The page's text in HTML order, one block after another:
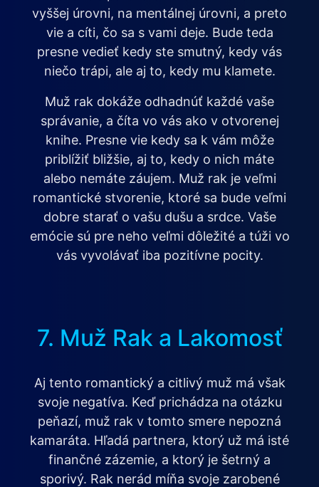
vyššej úrovni, na mentálnej úrovni, a preto
vie a cíti, čo sa s vami deje. Bude teda
presne vedieť kedy ste smutný, kedy vás
niečo trápi, ale aj to, kedy mu klamete.
Muž rak dokáže odhadnúť každé vaše
správanie, a číta vo vás ako v otvorenej
knihe. Presne vie kedy sa k vám môže
priblížiť bližšie, aj to, kedy o nich máte
alebo nemáte záujem. Muž rak je veľmi
romantické stvorenie, ktoré sa bude veľmi
dobre starať o vašu dušu a srdce. Vaše
emócie sú pre neho veľmi dôležité a túži vo
vás vyvolávať iba pozitívne pocity.
7. Muž Rak a Lakomosť
Aj tento romantický a citlivý muž má však
svoje negatíva. Keď prichádza na otázku
peňazí, muž rak v tomto smere nepozná
kamaráta. Hľadá partnera, ktorý už má isté
finančné zázemie, a ktorý je šetrný a
sporivý. Rak nerád míňa svoje zarobené